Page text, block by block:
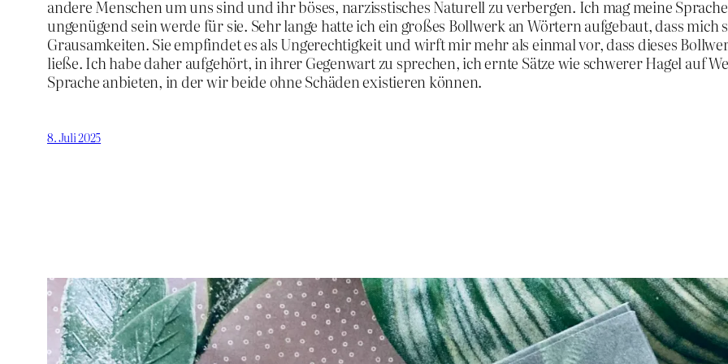
andere Menschen um uns sind und ihr böses, narzisstisches Naturell zu verbergen. Ich mag meine
ungenügend sein werde für sie. Sehr lange hatte ich ein großes Bollwerk an Wörtern aufgebaut, dass
Grausamkeiten. Sie empfindet es als Ungerechtigkeit und wirft mir mehr als einmal vor, dass dieses
ließe. Ich habe daher aufgehört, in ihrer Gegenwart zu sprechen, ich ernte Sätze wie schwerer Hagel auf
Sprache anbieten, in der wir beide ohne Schäden existieren können.
8. Juli 2025